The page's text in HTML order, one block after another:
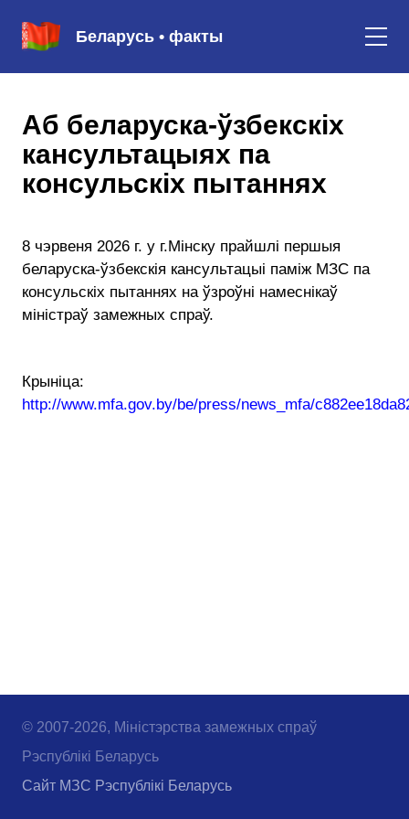
Беларусь • факты
Аб беларуска-ўзбекскіх
кансультацыях па
консульскіх пытаннях
8 чэрвеня 2026 г. у г.Мінску прайшлі першыя
беларуска-ўзбекскія кансультацыі паміж МЗС па
консульскіх пытаннях на ўзроўні намеснікаў
міністраў замежных спраў.
Крыніца:
http://www.mfa.gov.by/be/press/news_mfa/
© 2007-2026, Міністэрства замежных спраў
Рэспублікі Беларусь
Сайт МЗС Рэспублікі Беларусь